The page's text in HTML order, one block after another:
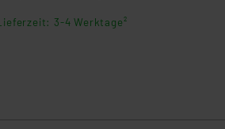
3-4 Werktage²